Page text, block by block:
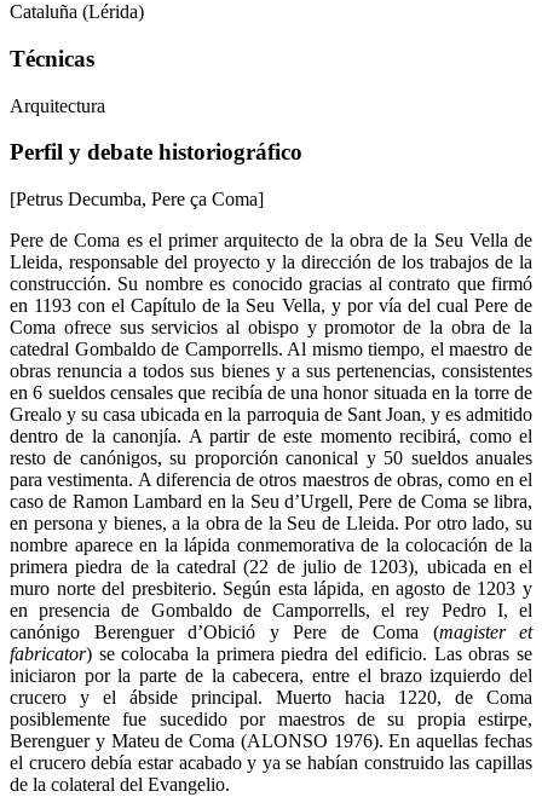
Cataluña (Lérida)
Técnicas
Arquitectura
Perfil y debate historiográfico
[Petrus Decumba, Pere ça Coma]
Pere de Coma es el primer arquitecto de la obra de la Seu Vella de
Lleida, responsable del proyecto y la dirección de los trabajos de la
construcción. Su nombre es conocido gracias al contrato que firmó
en 1193 con el Capítulo de la Seu Vella, y por vía del cual Pere de
Coma ofrece sus servicios al obispo y promotor de la obra de la
catedral Gombaldo de Camporrells. Al mismo tiempo, el maestro de
obras renuncia a todos sus bienes y a sus pertenencias, consistentes
en 6 sueldos censales que recibía de una honor situada en la torre de
Grealo y su casa ubicada en la parroquia de Sant Joan, y es admitido
dentro de la canonjía. A partir de este momento recibirá, como el
resto de canónigos, su proporción canonical y 50 sueldos anuales
para vestimenta. A diferencia de otros maestros de obras, como en el
caso de Ramon Lambard en la Seu d’Urgell, Pere de Coma se libra,
en persona y bienes, a la obra de la Seu de Lleida. Por otro lado, su
nombre aparece en la lápida conmemorativa de la colocación de la
primera piedra de la catedral (22 de julio de 1203), ubicada en el
muro norte del presbiterio. Según esta lápida, en agosto de 1203 y
en presencia de Gombaldo de Camporrells, el rey Pedro I, el
canónigo Berenguer d’Obició y Pere de Coma (magister et
fabricator) se colocaba la primera piedra del edificio. Las obras se
iniciaron por la parte de la cabecera, entre el brazo izquierdo del
crucero y el ábside principal. Muerto hacia 1220, de Coma
posiblemente fue sucedido por maestros de su propia estirpe,
Berenguer y Mateu de Coma (ALONSO 1976). En aquellas fechas
el crucero debía estar acabado y ya se habían construido las capillas
de la colateral del Evangelio.